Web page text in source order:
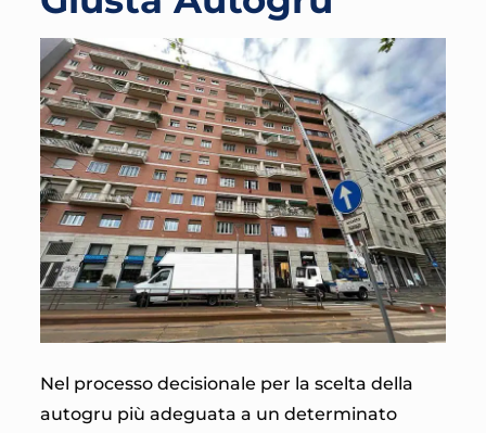
Nel processo decisionale per la scelta della
autogru più adeguata a un determinato